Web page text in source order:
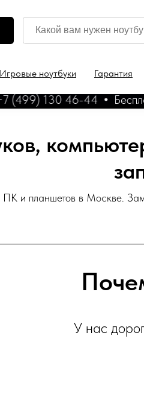
Игровые ноутбуки Гарантия
46-44 Бесплатная
и планшетов в Москве.
У нас